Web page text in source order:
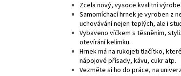
Zcela nový, vysoce kvalitní
Samomíchací hrnek je vyroben z
uchovávání nejen teplých, ale i
Vybaveno víčkem s těsněním,
otevírání kelímku.
Hrnek má na rukojeti tlačítko,
nápojové přísady, kávu, cukr atp.
Vezměte si ho do práce, na